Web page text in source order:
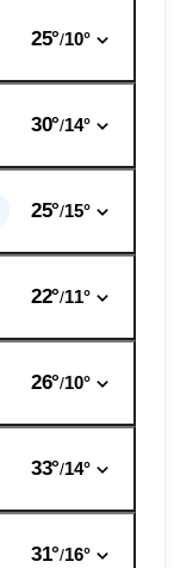
25°/10°
30°/14°
25°/15°
22°/11°
26°/10°
33°/14°
31°/16°